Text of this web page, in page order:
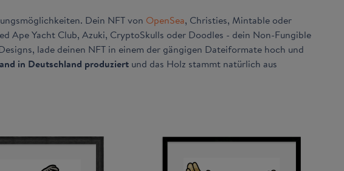
Dein NFT von OpenSea, Christies, Mintable oder
Ape Yacht Club, Azuki, CryptoSkulls oder Doodles - dein Non-Fungible
lade deinen NFT in einem der gängigen Dateiformate hoch und
in Deutschland produziert und das Holz stammt natürlich aus